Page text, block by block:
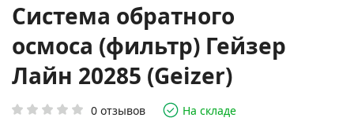
Система обратного
осмоса (фильтр) Гейзер
Лайн 20285 (Geizer)
0 отзывов На складе